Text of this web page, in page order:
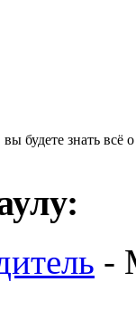
будете знать
-